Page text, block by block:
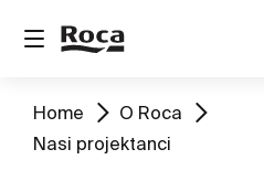
Home
O Roca
Nasi projektanci